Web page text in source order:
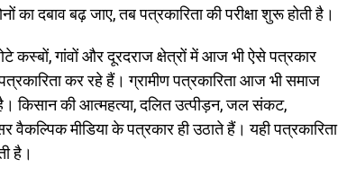
दबाव बढ़ जाए, तब पत्रकारिता की परीक्षा शुरू होती है।
कस्बों, गांवों और दूरदराज क्षेत्रों में आज भी ऐसे पत्रकार
कर रहे हैं। ग्रामीण पत्रकारिता आज भी समाज
किसान की आत्महत्या, दलित उत्पीड़न, जल संकट,
वैकल्पिक मीडिया के पत्रकार ही उठाते हैं। यही पत्रकारिता
है।